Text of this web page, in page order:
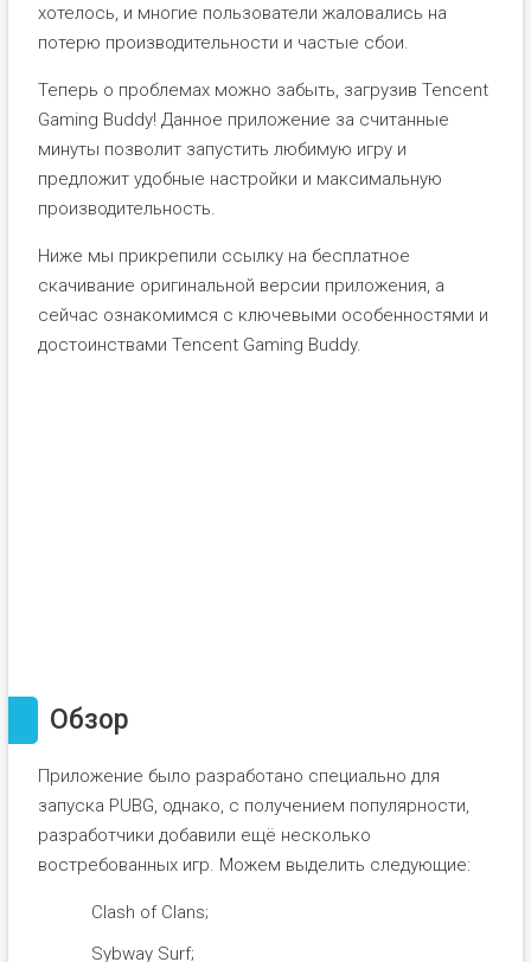
хотелось, и многие пользователи жаловались на
потерю производительности и частые сбои.
Теперь о проблемах можно забыть, загрузив Tencent
Gaming Buddy! Данное приложение за считанные
минуты позволит запустить любимую игру и
предложит удобные настройки и максимальную
производительность.
Ниже мы прикрепили ссылку на бесплатное
скачивание оригинальной версии приложения, а
сейчас ознакомимся с ключевыми особенностями и
достоинствами Tencent Gaming Buddy.
Обзор
Приложение было разработано специально для
запуска PUBG, однако, с получением популярности,
разработчики добавили ещё несколько
востребованных игр. Можем выделить следующие:
Clash of Clans;
Sybway Surf;